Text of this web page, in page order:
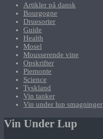
Artikler på dansk
Bourgogne
Druesorter
Guide
Health
Mosel
Mousserende vine
Opskrifter
Piemonte
Science
Tyskland
Vin tanker
Vin under lup smagninger
Vin Under Lup